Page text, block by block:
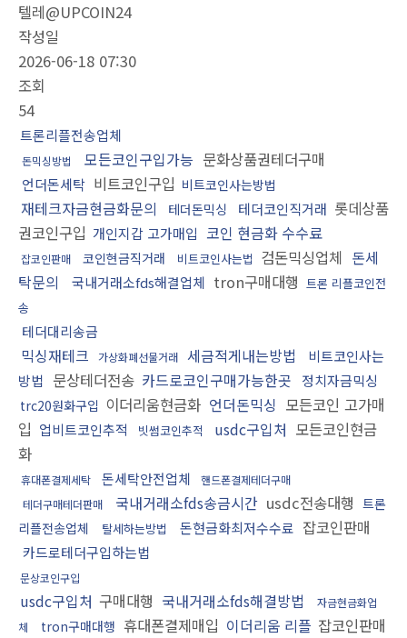
텔레@UPCOIN24
작성일
2026-06-18 07:30
조회
54
트론리플전송업체
돈믹싱방법 모든코인구입가능 문화상품권테더구매
언더돈세탁 비트코인구입 비트코인사는방법
재테크자금현금화문의 테더돈믹싱 테더코인직거래 롯데상품
권코인구입 개인지갑 고가매입 코인 현금화 수수료
잡코인판매 코인현금직거래 비트코인사는법 검돈믹싱업체 돈세
탁문의
국내거래소fds해결업체 tron구매대행 트론 리플코인전
송
테더대리송금
믹싱재테크 가상화폐선물거래 세금적게내는방법
비트코인사는
방법 문상테더전송 카드로코인구매가능한곳 정치자금믹싱
trc20원화구입 이더리움현금화 언더돈믹싱 모든코인 고가매
입 업비트코인추적 빗썸코인추적 usdc구입처 모든코인현금
화
휴대폰결제세탁 돈세탁안전업체
핸드폰결제테더구매
테더구매테더판매
국내거래소fds송금시간 usdc전송대행 트론
리플전송업체
탈세하는방법 돈현금화최저수수료 잡코인판매
카드로테더구입하는법
문상코인구입
usdc구입처 구매대행 국내거래소fds해결방법
자금현금화업
체
tron구매대행 휴대폰결제매입 이더리움 리플 잡코인판매